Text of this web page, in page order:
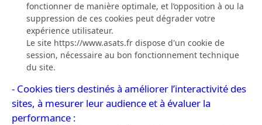
fonctionner de manière optimale, et l’opposition à ou la
suppression de ces cookies peut dégrader votre
expérience utilisateur.
Le site https://www.asats.fr dispose d'un cookie de
session, nécessaire au bon fonctionnement technique
du site.
- Cookies tiers destinés à améliorer l’interactivité des
sites, à mesurer leur audience et à évaluer la
performance :